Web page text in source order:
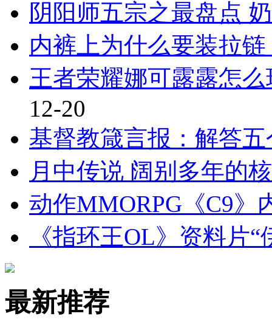
阴阳师五宗之最盘点
内裤上为什么要装拉
王者荣耀娜可露露怎
12-20
基督教箴言报：解答
月中传说 阔别多年的
动作MMORPG《C9》
《指环王OL》资料片
最新推荐